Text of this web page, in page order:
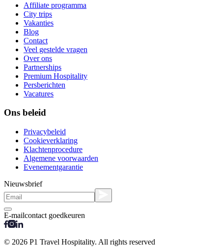
Affiliate programma
City trips
Vakanties
Blog
Contact
Veel gestelde vragen
Over ons
Partnerships
Premium Hospitality
Persberichten
Vacatures
Ons beleid
Privacybeleid
Cookieverklaring
Klachtenprocedure
Algemene voorwaarden
Evenementgarantie
Nieuwsbrief
E-mailcontact goedkeuren
© 2026 P1 Travel Hospitality. All rights reserved